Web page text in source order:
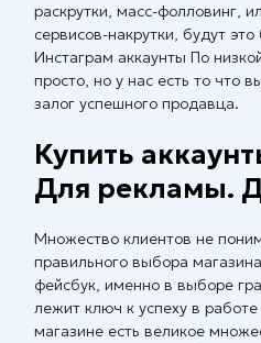
раскрутки, масс-фолловинг,
сервисов-накрутки, будут
Инстаграм аккаунты По
просто, но у нас есть то что
залог успешного продавца.
Купить
Для рекламы.
Множество клиентов не
правильного выбора
фейсбук, именно в выборе
лежит ключ к успеху в
магазине есть великое